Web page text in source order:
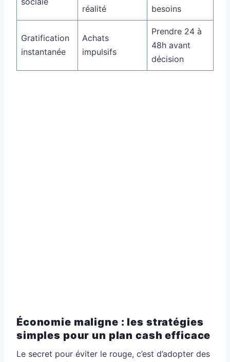
réalité
besoins
Gratification
instantanée
Achats
impulsifs
Prendre 24 à
48h avant
décision
Économie maligne : les stratégies
simples pour un plan cash efficace
Le secret pour éviter le rouge, c’est d’adopter des